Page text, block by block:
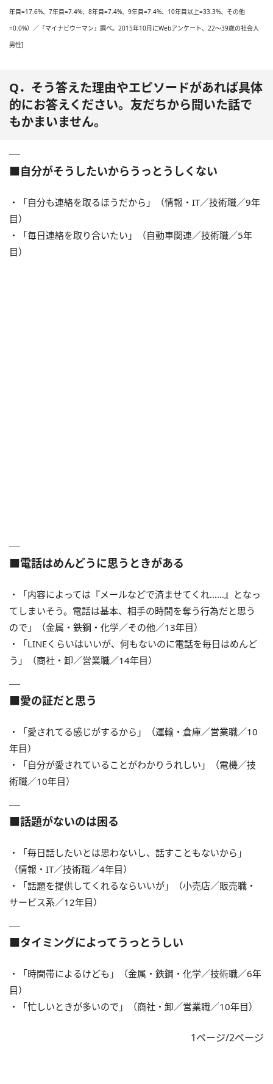
年目=17.6%、7年目=7.4%、8年目=7.4%、9年目=7.4%、10年目以上=33.3%、その他
=0.0%）／『マイナビウーマン』調べ。2015年10月にWebアンケート、22～39歳の社会人
男性]
Q．そう答えた理由やエピソードがあれば具体
的にお答えください。友だちから聞いた話で
もかまいません。
■自分がそうしたいからうっとうしくない
・「自分も連絡を取るほうだから」（情報・IT／技術職／9年
目）
・「毎日連絡を取り合いたい」（自動車関連／技術職／5年
目）
■電話はめんどうに思うときがある
・「内容によっては『メールなどで済ませてくれ……』となっ
てしまいそう。電話は基本、相手の時間を奪う行為だと思う
ので」（金属・鉄鋼・化学／その他／13年目）
・「LINEくらいはいいが、何もないのに電話を毎日はめんど
う」（商社・卸／営業職／14年目）
■愛の証だと思う
・「愛されてる感じがするから」（運輸・倉庫／営業職／10
年目）
・「自分が愛されていることがわかりうれしい」（電機／技
術職／10年目）
■話題がないのは困る
・「毎日話したいとは思わないし、話すこともないから」
（情報・IT／技術職／4年目）
・「話題を提供してくれるならいいが」（小売店／販売職・
サービス系／12年目）
■タイミングによってうっとうしい
・「時間帯によるけども」（金属・鉄鋼・化学／技術職／6年
目）
・「忙しいときが多いので」（商社・卸／営業職／10年目）
1ページ/2ページ